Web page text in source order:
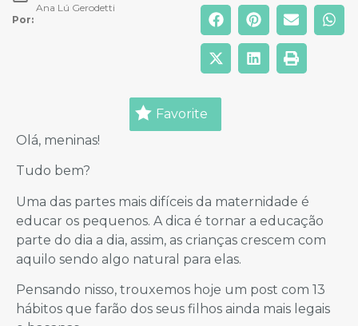
Por:
Ana Lú Gerodetti
Favorite
Olá, meninas!
Tudo bem?
Uma das partes mais difíceis da maternidade é
educar os pequenos. A dica é tornar a educação
parte do dia a dia, assim, as crianças crescem com
aquilo sendo algo natural para elas.
Pensando nisso, trouxemos hoje um post com 13
hábitos que farão dos seus filhos ainda mais legais